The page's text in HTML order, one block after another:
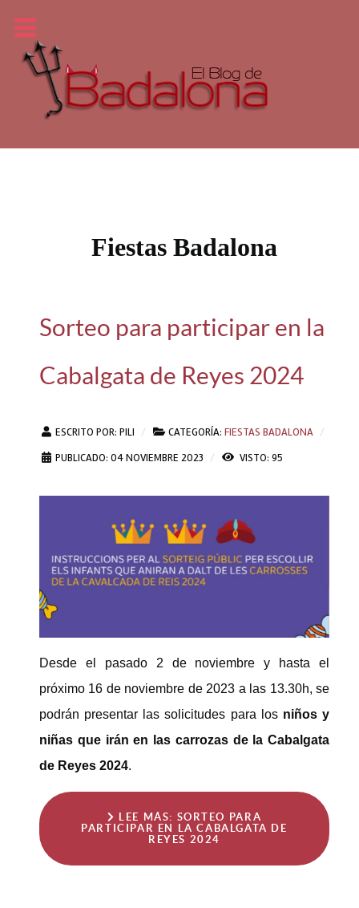
Fiestas Badalona
Sorteo para participar en la
Cabalgata de Reyes 2024
ESCRITO POR: PILI CATEGORÍA: FIESTAS BADALONA
PUBLICADO: 04 NOVIEMBRE 2023
VISTO: 95
Desde el pasado 2 de noviembre y hasta el
próximo 16 de noviembre de 2023 a las 13.30h, se
podrán presentar las solicitudes para los niños y
niñas que irán en las carrozas de la Cabalgata
de Reyes 2024.
LEE MÁS: SORTEO PARA
PARTICIPAR EN LA CABALGATA DE
REYES 2024